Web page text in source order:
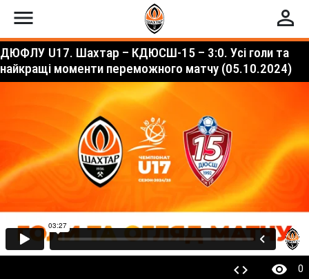
menu perm_identity
ДЮФЛУ U17. Шахтар – КДЮСШ-15 – 3:0. Усі голи та
найкращі моменти переможного матчу (05.10.2024)
code visibility 0